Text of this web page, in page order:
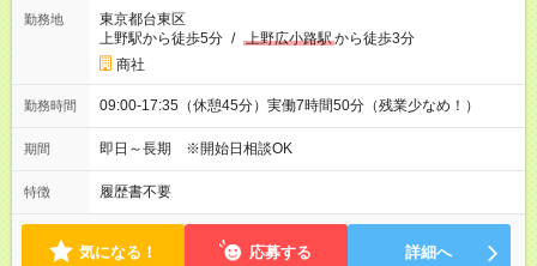
勤務地
東京都台東区
上野駅から徒歩5分 / 上野広小路駅から徒歩3分
商社
勤務時間 09:00-17:35（休憩45分）実働7時間50分（残業少なめ！）
期間 即日～長期 ※開始日相談OK
特徴 履歴書不要
気になる！ 応募する 詳細へ